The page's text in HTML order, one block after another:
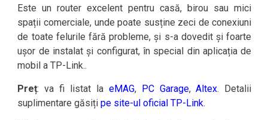
Este un router excelent pentru casă, birou sau mici
spații comerciale, unde poate susține zeci de conexiuni
de toate felurile fără probleme, și s-a dovedit și foarte
ușor de instalat și configurat, în special din aplicația de
mobil a TP-Link..
Preț: va fi listat la eMAG, PC Garage,Altex. Detalii
suplimentare găsițipe site-ul oficial TP-Link.